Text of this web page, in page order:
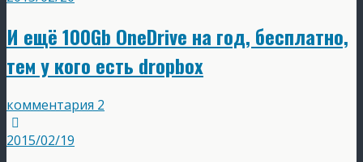
И ещё 100Gb OneDrive на год, бесплатно,
тем у кого есть dropbox
комментария 2
2015/02/19